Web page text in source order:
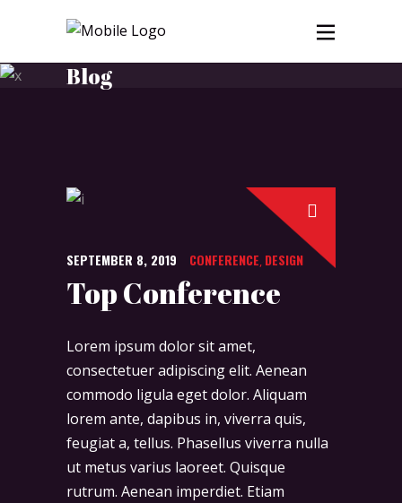
Blog
SEPTEMBER 8, 2019 CONFERENCE, DESIGN
Top Conference
Lorem ipsum dolor sit amet,
consectetuer adipiscing elit. Aenean
commodo ligula eget dolor. Aliquam
lorem ante, dapibus in, viverra quis,
feugiat a, tellus. Phasellus viverra nulla
ut metus varius laoreet. Quisque
rutrum. Aenean imperdiet. Etiam